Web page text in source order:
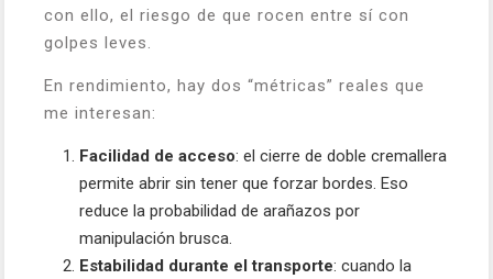
con ello, el riesgo de que rocen entre sí con
golpes leves.
En rendimiento, hay dos “métricas” reales que
me interesan:
Facilidad de acceso: el cierre de doble cremallera
permite abrir sin tener que forzar bordes. Eso
reduce la probabilidad de arañazos por
manipulación brusca.
Estabilidad durante el transporte: cuando la